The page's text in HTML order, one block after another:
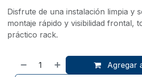
Disfrute de una instalación limpia y
montaje rápido y visibilidad frontal,
práctico rack.
Agregar